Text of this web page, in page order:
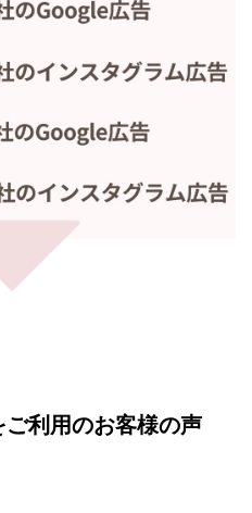
利用のお客様の声